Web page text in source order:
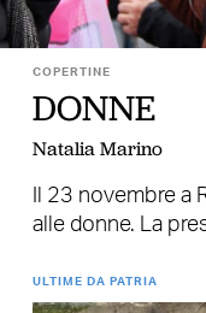
COPERTINE
DONNE
Natalia Marino
Il 23 novembre a
alle donne. La
ULTIME DA PATRIA